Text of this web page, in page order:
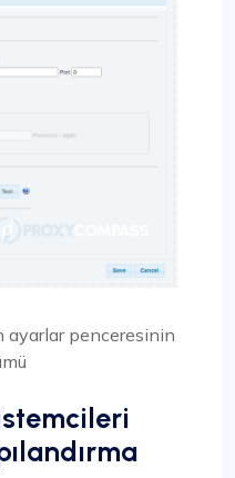
ayarlar penceresinin